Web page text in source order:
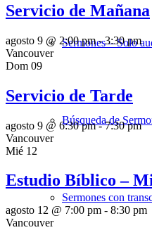
Sermones – Solo
Búsqueda de
Sermones con
Servicio de Mañana
agosto 9 @ 2:00 pm-3:30 pm
Vancouver
Dom 09
Servicio de Tarde
agosto 9 @ 6:30 pm-7:30 pm
Vancouver
Mié 12
Estudio Bíblico –
agosto 12 @ 7:00 pm - 8:30 pm
Vancouver